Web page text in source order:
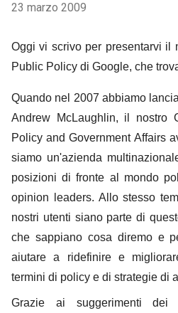
23 marzo 2009
Oggi vi scrivo per presentarvi il
Public Policy di Google, che
Quando nel 2007 abbiamo
Andrew McLaughlin, il nostro
Policy and Government Affairs
siamo un'azienda
posizioni di fronte al mondo
opinion leaders. Allo stesso
nostri utenti siano parte di
che sappiano cosa diremo e
aiutare a ridefinire e
termini di policy e di strategie di
Grazie ai suggerimenti dei